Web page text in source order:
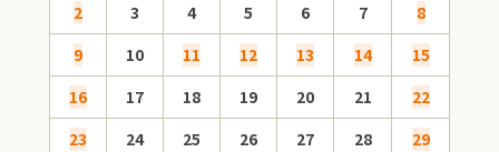
2
3 4 5 6 7
8
9
10 11 12 13 14
15
16
17 18 19 20 21
22
23
24 25 26 27 28
29